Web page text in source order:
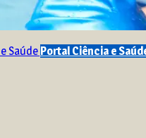
Saúde Portal Ciência e